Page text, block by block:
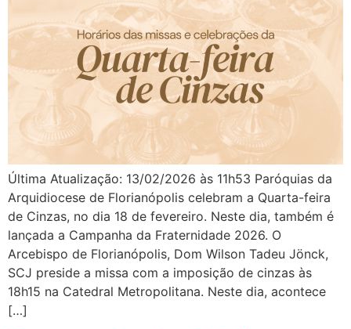
Última Atualização: 13/02/2026 às 11h53 Paróquias da
Arquidiocese de Florianópolis celebram a Quarta-feira
de Cinzas, no dia 18 de fevereiro. Neste dia, também é
lançada a Campanha da Fraternidade 2026. O
Arcebispo de Florianópolis, Dom Wilson Tadeu Jönck,
SCJ preside a missa com a imposição de cinzas às
18h15 na Catedral Metropolitana. Neste dia, acontece
[…]